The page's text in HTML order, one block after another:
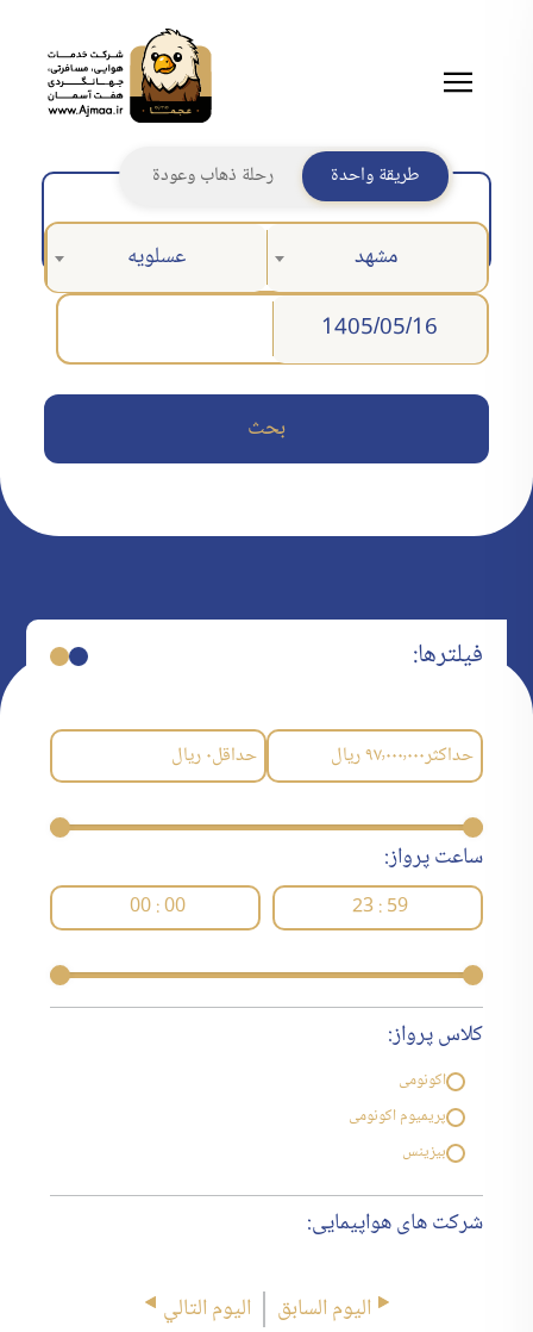
طريقة واحدة رحلة ذهاب وعودة
مشهد عسلويه
بحث
فیلترها:
حداکثر۹۷٬۰۰۰٬۰۰۰ریال حداقل۰ریال
ساعت پرواز:
23 : 59
00 : 00
کلاس پرواز:
اکونومی
پریمیوم اکونومی
بیزینس
شرکت های هواپیمایی:
اليوم السابق اليوم التالي